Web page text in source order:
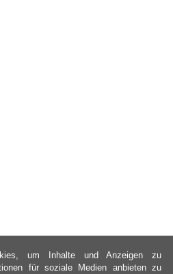
um Inhalte und Anzeigen zu
für soziale Medien anbieten zu